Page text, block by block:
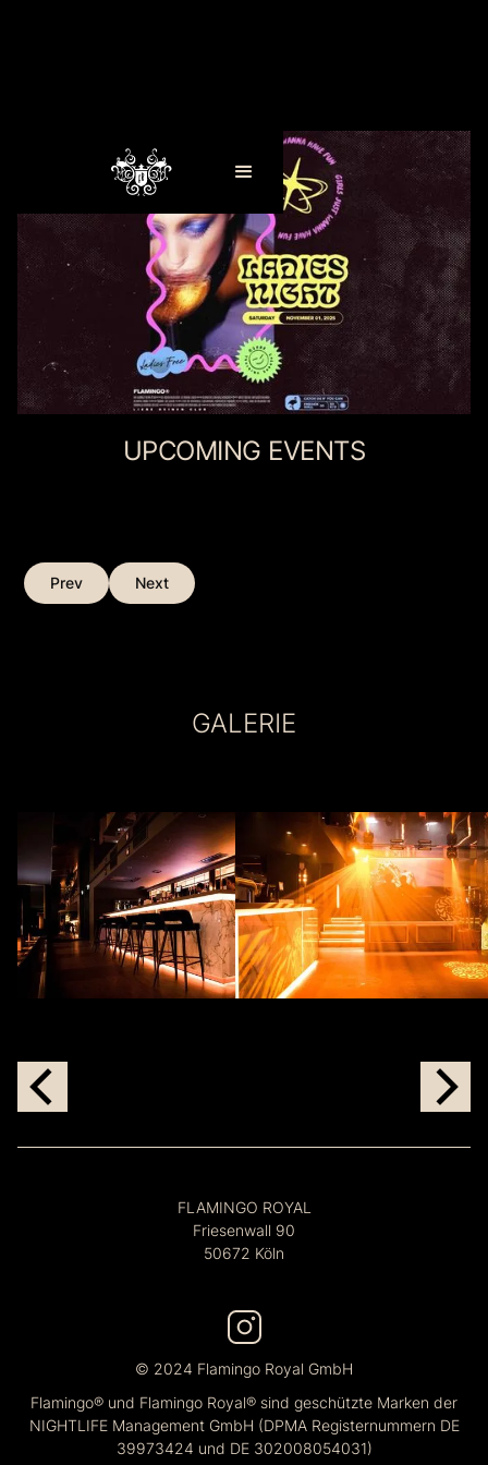
UPCOMING EVENTS
Prev Next
GALERIE
FLAMINGO ROYAL
Friesenwall 90
50672 Köln
© 2024 Flamingo Royal GmbH
Flamingo® und Flamingo Royal® sind geschützte Marken der
NIGHTLIFE Management GmbH (DPMA Registernummern DE
39973424 und DE 302008054031)